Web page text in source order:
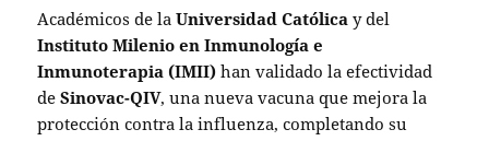
Académicos de laUniversidad Católica y del
Instituto Milenio en Inmunología e
Inmunoterapia (IMII) han validado la efectividad
deSinovac-QIV, una nueva vacuna que mejora la
protección contra la influenza, completando su